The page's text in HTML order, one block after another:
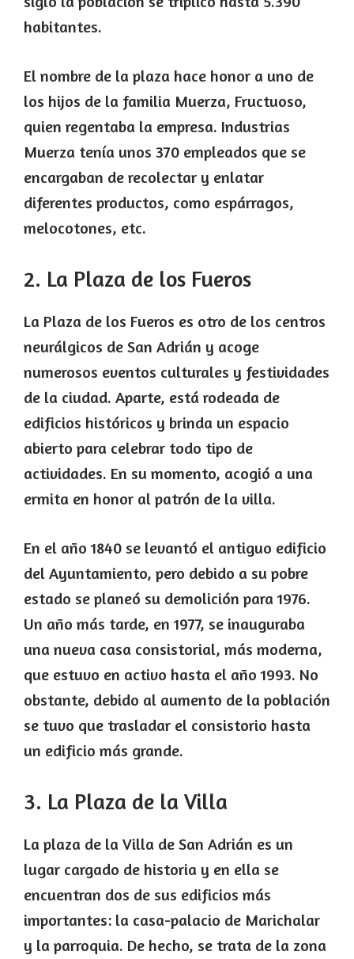
habitantes.
El nombre de la plaza hace honor a uno de
los hijos de la familia Muerza, Fructuoso,
quien regentaba la empresa. Industrias
Muerza tenía unos 370 empleados que se
encargaban de recolectar y enlatar
diferentes productos, como espárragos,
melocotones, etc.
2. La Plaza de los Fueros
La Plaza de los Fueros es otro de los centros
neurálgicos de San Adrián y acoge
numerosos eventos culturales y festividades
de la ciudad. Aparte, está rodeada de
edificios históricos y brinda un espacio
abierto para celebrar todo tipo de
actividades. En su momento, acogió a una
ermita en honor al patrón de la villa.
En el año 1840 se levantó el antiguo edificio
del Ayuntamiento, pero debido a su pobre
estado se planeó su demolición para 1976.
Un año más tarde, en 1977, se inauguraba
una nueva casa consistorial, más moderna,
que estuvo en activo hasta el año 1993. No
obstante, debido al aumento de la población
se tuvo que trasladar el consistorio hasta
un edificio más grande.
3. La Plaza de la Villa
La plaza de la Villa de San Adrián es un
lugar cargado de historia y en ella se
encuentran dos de sus edificios más
importantes: la casa-palacio de Marichalar
y la parroquia. De hecho, se trata de la zona